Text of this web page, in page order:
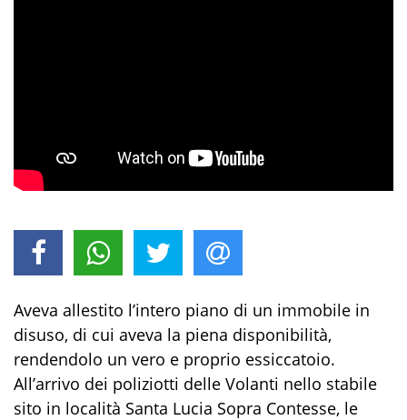
Aveva allestito l’intero piano di un immobile in
disuso, di cui aveva la piena disponibilità,
rendendolo un vero e proprio essiccatoio.
All’arrivo dei poliziotti delle Volanti nello stabile
sito in località Santa Lucia Sopra Contesse, le